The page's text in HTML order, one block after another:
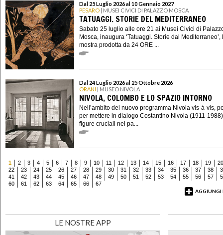
Dal 25 Luglio 2026 al 10 Gennaio 2027
PESARO | MUSEI CIVICI DI PALAZZO MOSCA
TATUAGGI. STORIE DEL MEDITERRANEO
Sabato 25 luglio alle ore 21 ai Musei Civici di
Mosca, inaugura ‘Tatuaggi. Storie dal Mediterraneo’,
mostra prodotta da 24 ORE ...
Dal 24 Luglio 2026 al 25 Ottobre 2026
ORANI | MUSEO NIVOLA
NIVOLA, COLOMBO E LO SPAZIO INTORNO
Nell’ambito del nuovo programma Nivola vis-à-vis,
per mettere in dialogo Costantino Nivola (1911-
figure cruciali nel pa...
1 2 3 4 5 6 7 8 9 10 11 12 13 14 15 16 17 18 19
20
22
23 24 25 26 27 28 29 30 31 32 33 34 35 36 37 38
41
42 43 44 45 46 47 48 49 50 51 52 53 54 55 56 57
60
61 62 63 64 65 66
67
AGGIUNGI
LE NOSTRE APP